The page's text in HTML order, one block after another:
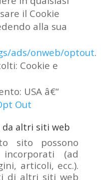
il Cookie
alla sua
ads/onweb/optout.
Cookie e
USA â€“
Out
altri siti web
sito possono
(ad
articoli, ecc.).
di altri siti web